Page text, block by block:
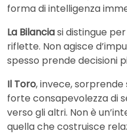
forma di intelligenza
La Bilanciasi distingue
riflette. Non agisce
spesso prende decisioni
Il Toro, invece, sorprende
forte consapevolezza di
verso gli altri. Non è
quella che costruisce